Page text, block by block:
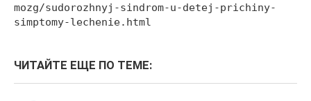
mozg/sudorozhnyj-sindrom-u-detej-prichiny-
simptomy-lechenie.html
ЧИТАЙТЕ ЕЩЕ ПО ТЕМЕ: